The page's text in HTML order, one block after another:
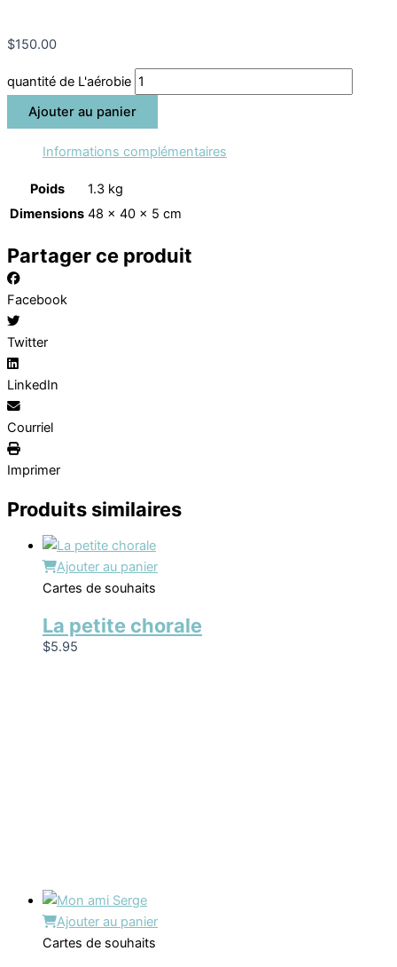
$150.00
quantité de L'aérobie
Ajouter au panier
Informations complémentaires
Poids
1.3 kg
Dimensions 48 × 40 × 5 cm
Partager ce produit
Facebook
Twitter
LinkedIn
Courriel
Imprimer
Produits similaires
Ajouter au panier
Cartes de souhaits
La petite chorale
$5.95
Ajouter au panier
Cartes de souhaits